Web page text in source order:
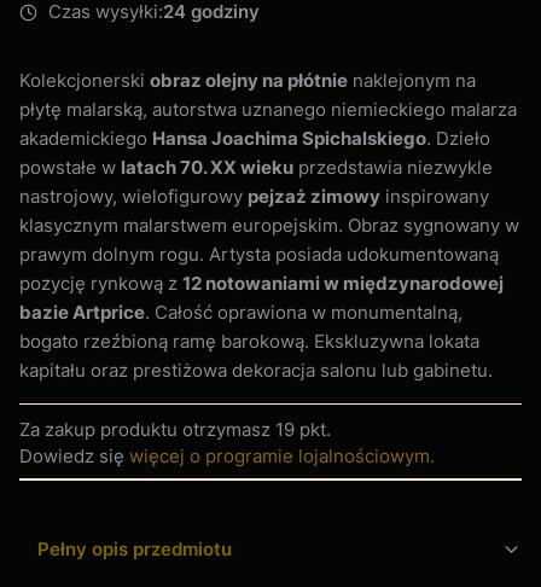
Czas wysyłki:24 godziny
Kolekcjonerski obraz olejny na płótnie naklejonym na
płytę malarską, autorstwa uznanego niemieckiego malarza
akademickiego Hansa Joachima Spichalskiego. Dzieło
powstałe w latach 70. XX wieku przedstawia niezwykle
nastrojowy, wielofigurowy pejzaż zimowy inspirowany
klasycznym malarstwem europejskim. Obraz sygnowany w
prawym dolnym rogu. Artysta posiada udokumentowaną
pozycję rynkową z 12 notowaniami w międzynarodowej
bazie Artprice. Całość oprawiona w monumentalną,
bogato rzeźbioną ramę barokową. Ekskluzywna lokata
kapitału oraz prestiżowa dekoracja salonu lub gabinetu.
Za zakup produktu otrzymasz 19 pkt.
Dowiedz się więcej o programie lojalnościowym.
Pełny opis przedmiotu